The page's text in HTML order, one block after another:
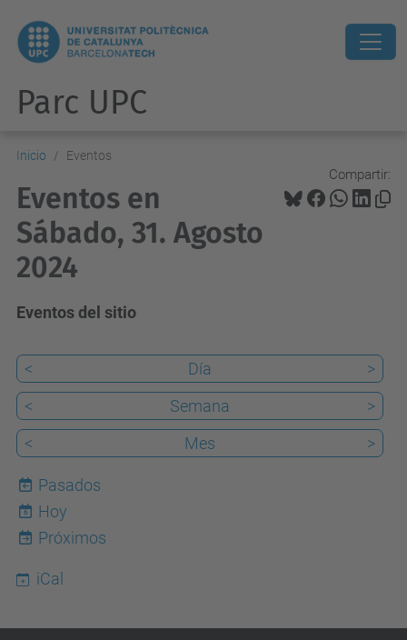
Parc UPC
Inicio Eventos
Compartir:
Eventos en
Sábado, 31. Agosto
2024
Eventos del sitio
< Día
>
<
Semana
>
<
Mes >
Pasados
6
Hoy
Próximos
iCal